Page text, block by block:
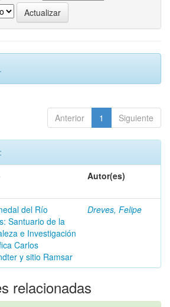
Anterior 1 Siguiente
Autor(es)
del Río
Santuario de la
e Investigación
Carlos
y sitio Ramsar
Dreves, Felipe
relacionadas